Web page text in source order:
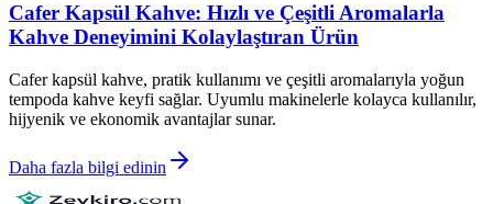
Cafer Kapsül Kahve: Hızlı ve Çeşitli Aromalarla
Kahve Deneyimini Kolaylaştıran Ürün
Cafer kapsül kahve, pratik kullanımı ve çeşitli aromalarıyla yoğun
tempoda kahve keyfi sağlar. Uyumlu makinelerle kolayca kullanılır,
hijyenik ve ekonomik avantajlar sunar.
Daha fazla bilgi edinin